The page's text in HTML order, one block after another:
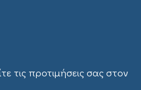
τις προτιμήσεις σας στον